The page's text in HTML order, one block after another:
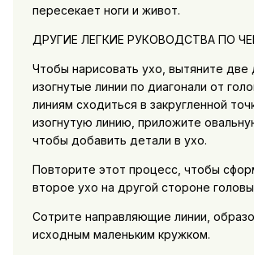
пересекает ноги и живот.
ДРУГИЕ ЛЕГКИЕ РУКОВОДСТВА ПО
Чтобы нарисовать ухо, вытяните две
изогнутые линии по диагонали от
линиям сходиться в закругленной
изогнутую линию, приложите
чтобы добавить детали в ухо.
Повторите этот процесс, чтобы
второе ухо на другой стороне
Сотрите направляющие линии,
исходным маленьким кружком.